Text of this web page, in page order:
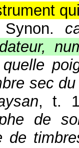
Synon.
sec
, t.
de
de